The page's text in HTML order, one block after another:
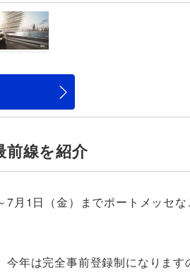
前線を紹介
月1日（金）までポートメッセな
年は完全事前登録制になります